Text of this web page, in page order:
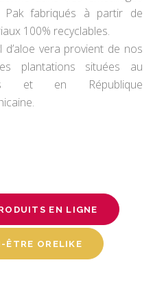
Pak fabriqués à partir de
100% recyclables.
d’aloe vera provient de nos
plantations situées au
et en République
EN LIGNE
ÊTRE ORELIKE